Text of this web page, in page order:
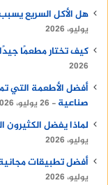
هل الأكل السريع
يوليو، 2026
كيف تختار مطعمًا جيدًا
2026
أفضل الأطعمة التي
صناعية
26 يوليو، 2026
لماذا يفضل الكثيرون
يوليو، 2026
أفضل تطبيقات
يوليو، 2026